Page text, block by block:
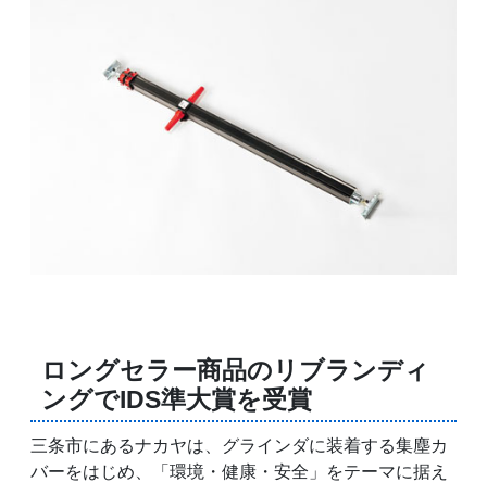
ロングセラー商品のリブランディ
ングでIDS準大賞を受賞
三条市にあるナカヤは、グラインダに装着する集塵カ
バーをはじめ、「環境・健康・安全」をテーマに据え